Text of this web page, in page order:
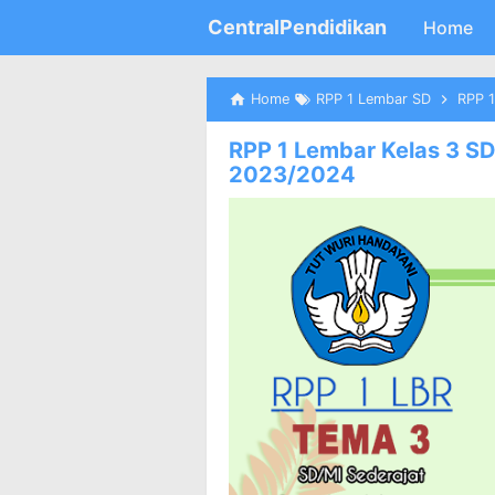
CentralPendidikan Home
Home RPP 1 Lembar SD RPP
RPP 1 Lembar Kelas 3
2023/2024